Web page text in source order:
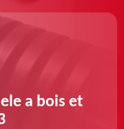
a bois et